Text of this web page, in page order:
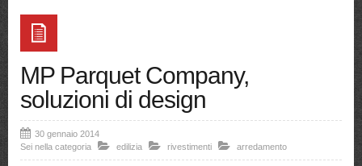
Ferramenta
Pittura
Termoidraulica
Contatti
Dove siamo
MP Parquet Company,
soluzioni di design
30 gennaio 2014
Sei nella categoria
edilizia rivestimenti arredamento